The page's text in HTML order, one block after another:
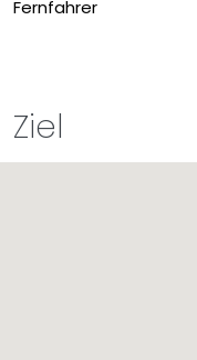
Fernfahrer
Ziel